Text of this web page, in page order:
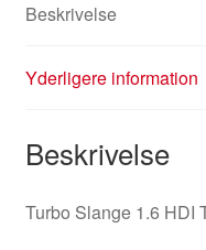
Beskrivelse
Yderligere information
Beskrivelse
Turbo Slange 1.6 HDI